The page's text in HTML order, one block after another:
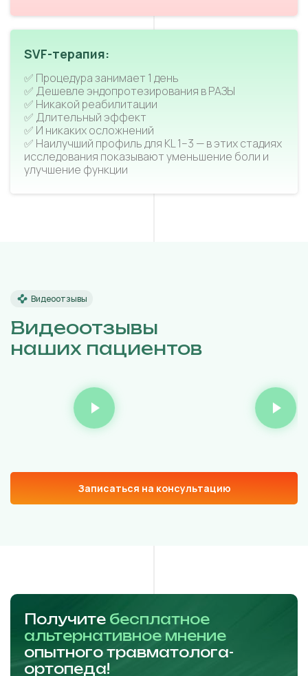
SVF-терапия:
✅ Процедура занимает 1 день
✅ Дешевле эндопротезирования в РАЗЫ
✅ Никакой реабилитации
✅ Длительный эффект
✅ И никаких осложнений
✅ Наилучший профиль для KL 1–3 — в этих стадиях
исследования показывают уменьшение боли и
улучшение функции
Видеоотзывы
Видеоотзывы
наших пациентов
Записаться на консультацию
Получите бесплатное
альтернативное мнение
опытного травматолога-
ортопеда!